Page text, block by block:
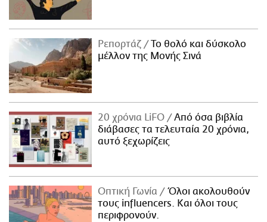
Ρεπορτάζ
Το θολό και δύσκολο
μέλλον της Μονής Σινά
20 χρόνια LiFO
Από όσα βιβλία
διάβασες τα τελευταία 20 χρόνια,
αυτό ξεχωρίζεις
Οπτική Γωνία
Όλοι ακολουθούν
τους influencers. Και όλοι τους
περιφρονούν.